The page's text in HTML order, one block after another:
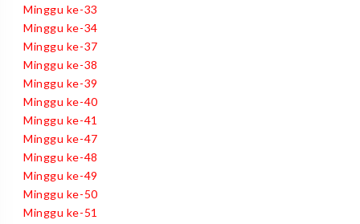
Minggu ke-33
Minggu ke-34
Minggu ke-37
Minggu ke-38
Minggu ke-39
Minggu ke-40
Minggu ke-41
Minggu ke-47
Minggu ke-48
Minggu ke-49
Minggu ke-50
Minggu ke-51